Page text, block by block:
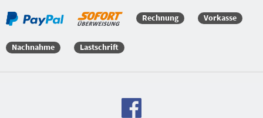
Rechnung Vorkasse
Nachnahme Lastschrift